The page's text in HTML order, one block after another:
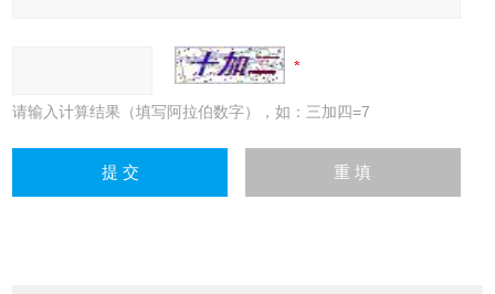
请输入计算结果（填写阿拉伯数字），如：三加四=7